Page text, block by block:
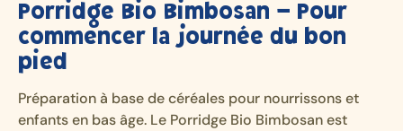
Porridge Bio Bimbosan – Pour
commencer la journée du bon
pied
Préparation à base de céréales pour nourrissons et
enfants en bas âge. Le Porridge Bio Bimbosan est